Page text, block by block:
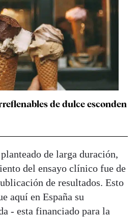
de dulce esconden
de larga duración,
del ensayo clínico fue de
de resultados. Esto
aquí en España su
- esta financiado para la